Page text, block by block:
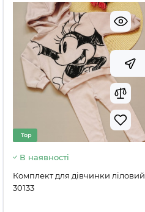
Top
В наявності
Комплект для дівчинки ліловий
30133